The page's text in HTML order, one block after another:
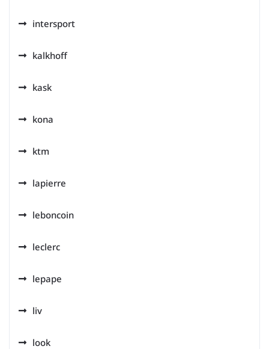
intersport
kalkhoff
kask
kona
ktm
lapierre
leboncoin
leclerc
lepape
liv
look